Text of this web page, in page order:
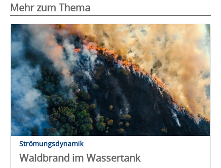
Mehr zum Thema
Strömungsdynamik
Waldbrand im Wassertank